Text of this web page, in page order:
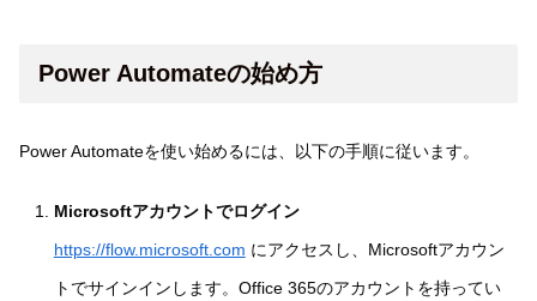
Power Automateの始め方
Power Automateを使い始めるには、以下の手順に従います。
Microsoftアカウントでログイン
https://flow.microsoft.com にアクセスし、Microsoftアカウン
トでサインインします。Office 365のアカウントを持ってい